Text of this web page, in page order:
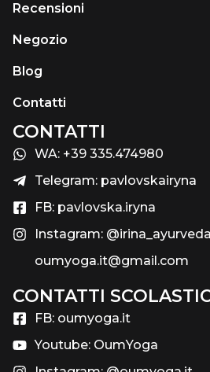
Recensioni
Negozio
Blog
Contatti
CONTATTI
WA: +39 335.474980
Telegram: pavlovskairyna
FB: pavlovska.iryna
Instagram:
oumyoga.it@gmail.com
CONTATTI
FB: oumyoga.it
Youtube: OumYoga